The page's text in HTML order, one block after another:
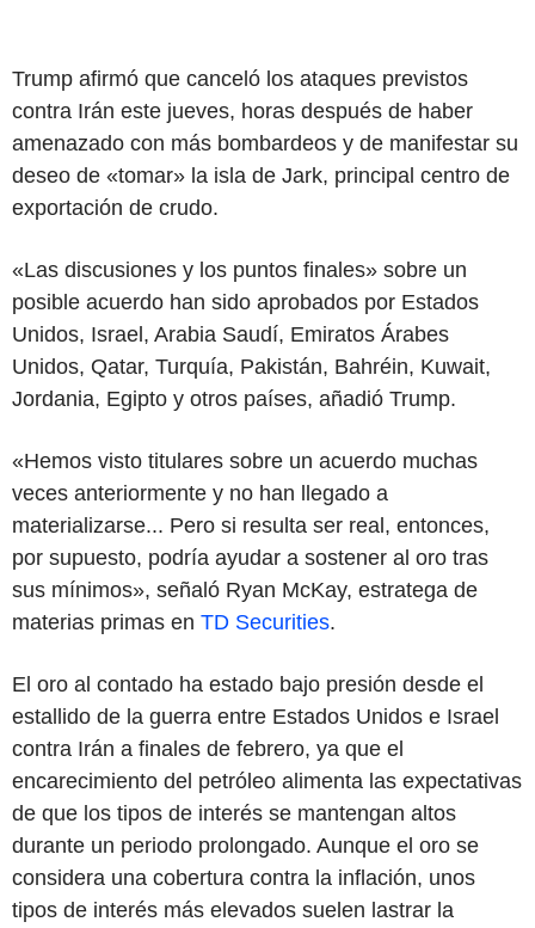
Trump afirmó que canceló los ataques previstos
contra Irán este jueves, horas después de haber
amenazado con más bombardeos y de manifestar su
deseo de «tomar» la isla de Jark, principal centro de
exportación de crudo.
«Las discusiones y los puntos finales» sobre un
posible acuerdo han sido aprobados por Estados
Unidos, Israel, Arabia Saudí, Emiratos Árabes
Unidos, Qatar, Turquía, Pakistán, Bahréin, Kuwait,
Jordania, Egipto y otros países, añadió Trump.
«Hemos visto titulares sobre un acuerdo muchas
veces anteriormente y no han llegado a
materializarse... Pero si resulta ser real, entonces,
por supuesto, podría ayudar a sostener al oro tras
sus mínimos», señaló Ryan McKay, estratega de
materias primas en TD Securities.
El oro al contado ha estado bajo presión desde el
estallido de la guerra entre Estados Unidos e Israel
contra Irán a finales de febrero, ya que el
encarecimiento del petróleo alimenta las expectativas
de que los tipos de interés se mantengan altos
durante un periodo prolongado. Aunque el oro se
considera una cobertura contra la inflación, unos
tipos de interés más elevados suelen lastrar la